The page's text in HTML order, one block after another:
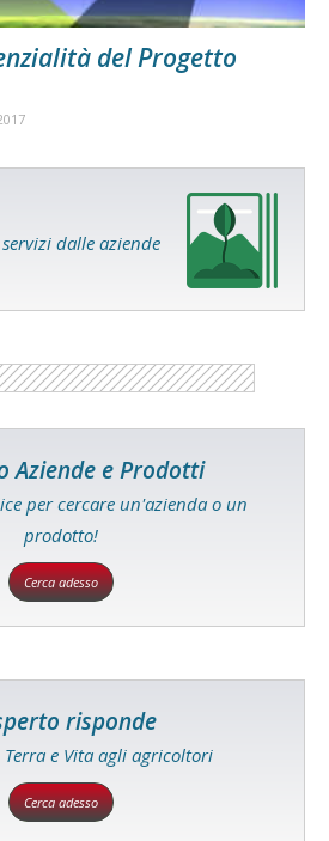
del Progetto
dalle aziende
Aziende e Prodotti
per cercare un'azienda o un
prodotto!
Cerca adesso
risponde
e Vita agli agricoltori
Cerca adesso